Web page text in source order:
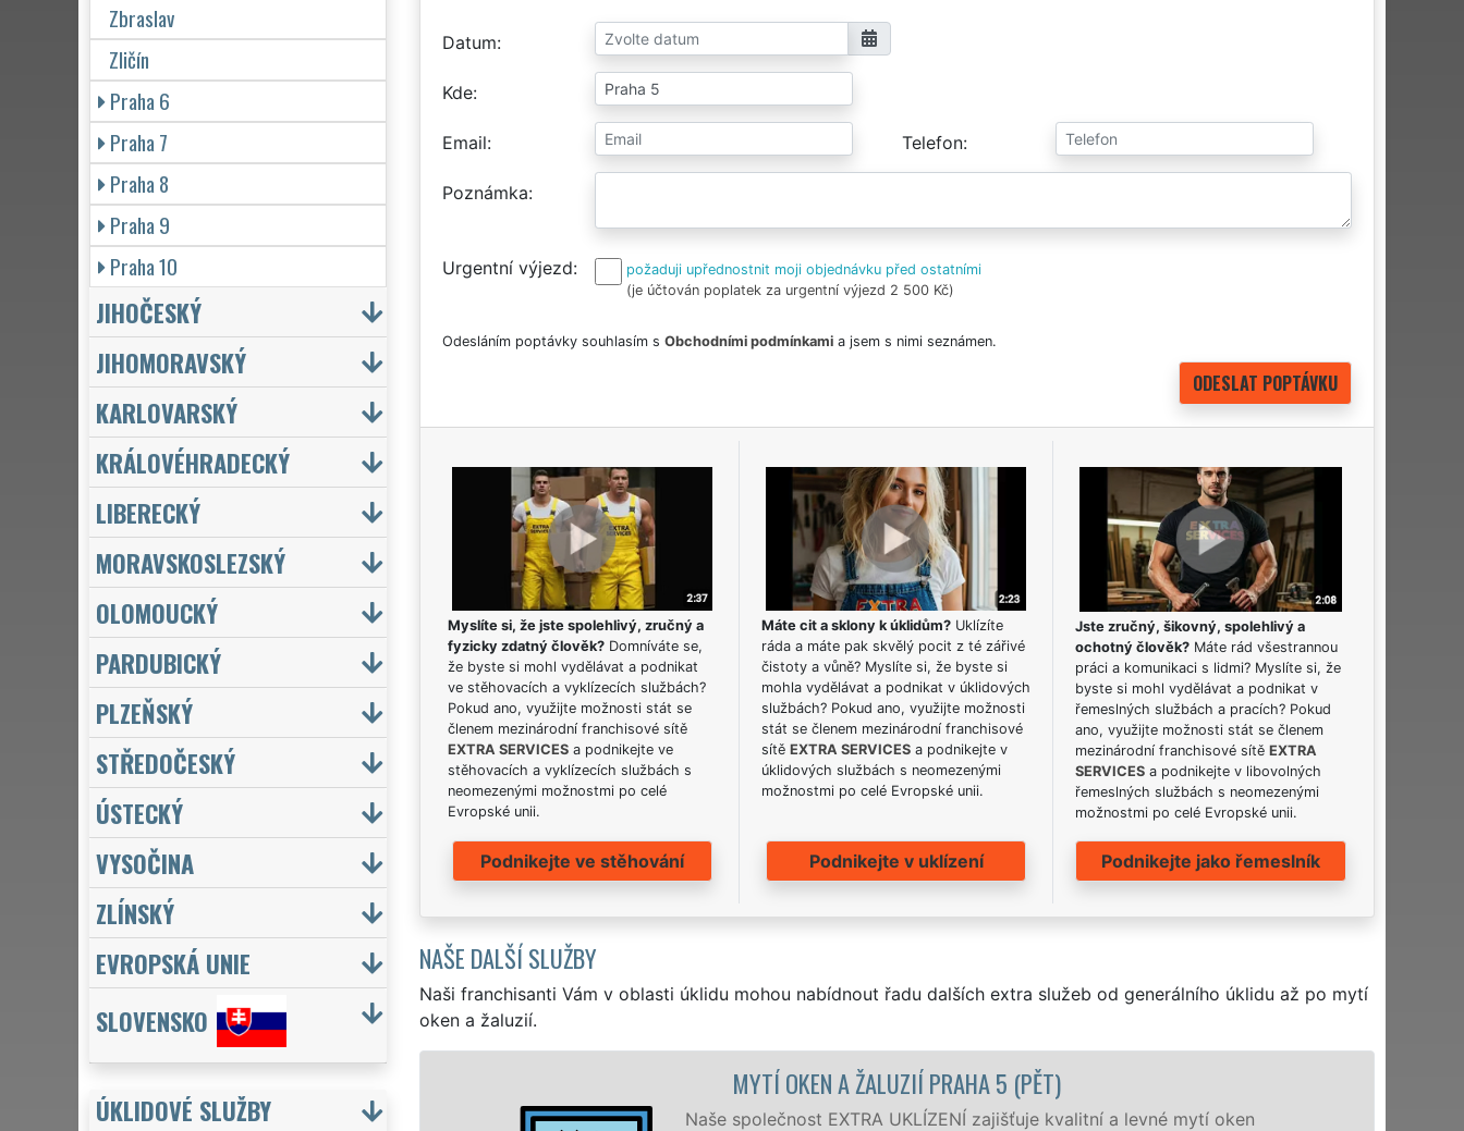
Datum
Kde
Email Telefon
Poznámka
Urgentní výjezd
požaduji upřednostnit moji objednávku před ostatními
(je účtován poplatek za urgentní výjezd 2 500 Kč)
Odesláním poptávky souhlasím s Obchodními podmínkamia jsem s nimi seznámen.
Myslíte si, že jste spolehlivý, zručný a
fyzicky zdatný člověk?Domníváte se,
že byste si mohl vydělávat a podnikat
ve stěhovacích a vyklízecích službách?
Pokud ano, využijte možnosti stát se
členem mezinárodní franchisové sítě
EXTRA SERVICESa podnikejte ve
stěhovacích a vyklízecích službách s
neomezenými možnostmi po celé
Evropské unii.
Podnikejte ve stěhování
Máte cit a sklony k úklidům?Uklízíte
ráda a máte pak skvělý pocit z té zářivé
čistoty a vůně? Myslíte si, že byste si
mohla vydělávat a podnikat v úklidových
službách? Pokud ano, využijte možnosti
stát se členem mezinárodní franchisové
sítě EXTRA SERVICESa podnikejte v
úklidových službách s neomezenými
možnostmi po celé Evropské unii.
Podnikejte v uklízení
Jste zručný, šikovný, spolehlivý a
ochotný člověk? Máte rád všestrannou
práci a komunikaci s lidmi? Myslíte si, že
byste si mohl vydělávat a podnikat v
řemeslných službách a pracích? Pokud
ano, využijte možnosti stát se členem
mezinárodní franchisové sítěEXTRA
SERVICES a podnikejte v libovolných
řemeslných službách s neomezenými
možnostmi po celé Evropské unii.
Podnikejte jako řemeslník
NAŠE DALŠÍ SLUŽBY
Naši franchisanti Vám v oblasti úklidu mohou nabídnout řadu dalších extra služeb od generálního úklidu až po mytí
oken a žaluzií.
MYTÍ OKEN A ŽALUZIÍ PRAHA 5 (PĚT)
Naše společnost EXTRA UKLÍZENÍ zajišťuje kvalitní a levné mytí oken
Zbraslav
Zličín
Praha 6
Praha 7
Praha 8
Praha 9
Praha 10
JIHOČESKÝ
JIHOMORAVSKÝ
KARLOVARSKÝ
KRÁLOVÉHRADECKÝ
LIBERECKÝ
MORAVSKOSLEZSKÝ
OLOMOUCKÝ
PARDUBICKÝ
PLZEŇSKÝ
STŘEDOČESKÝ
ÚSTECKÝ
VYSOČINA
ZLÍNSKÝ
EVROPSKÁ UNIE
SLOVENSKO
ÚKLIDOVÉ SLUŽBY